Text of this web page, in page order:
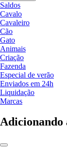
Saldos
Cavalo
Cavaleiro
Cão
Gato
Animais
Criação
Fazenda
Especial de verão
Enviados em 24h
Liquidação
Marcas
Adicionando